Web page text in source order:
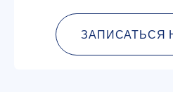
ЗАПИСАТЬСЯ